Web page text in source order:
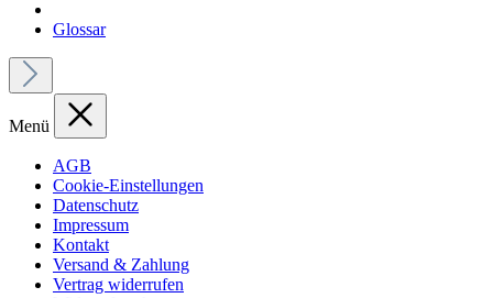
Glossar
Menü
AGB
Cookie-Einstellungen
Datenschutz
Impressum
Kontakt
Versand & Zahlung
Vertrag widerrufen